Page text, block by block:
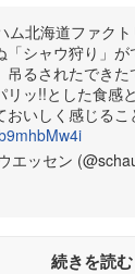
ム北海道ファク
シャウ狩り」が
吊るされたでき
リッ!!とした食感
おいしく感じるこ
エッセン
続きを読む